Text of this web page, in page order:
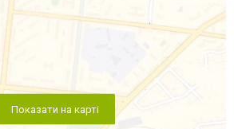
Показати на карті